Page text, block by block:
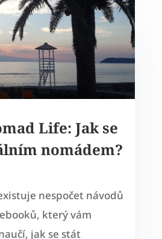
Life: Jak se
nomádem?
nespočet návodů
který vám
jak se stát